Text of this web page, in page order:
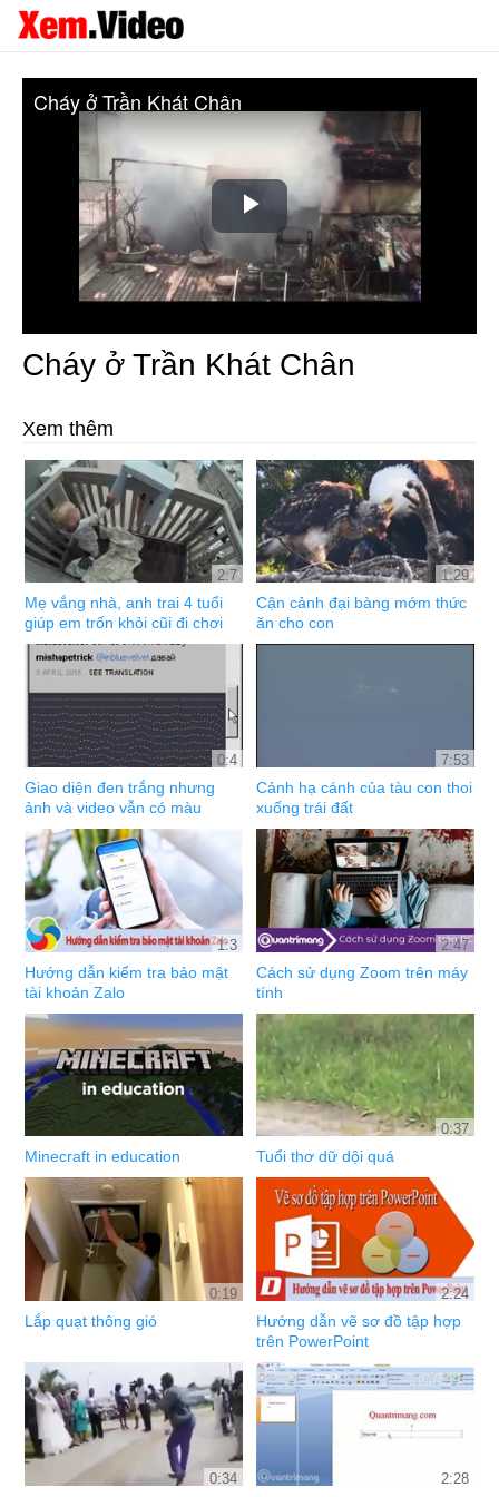
Play
Video
Cháy ở Trần Khát Chân
Cháy ở Trần Khát Chân
Xem thêm
2:7
Mẹ vắng nhà, anh trai 4 tuổi
giúp em trốn khỏi cũi đi chơi
1:29
Cận cảnh đại bàng mớm thức
ăn cho con
0:4
Giao diện đen trắng nhưng
ảnh và video vẫn có màu
7:53
Cảnh hạ cánh của tàu con thoi
xuống trái đất
1:3
Hướng dẫn kiểm tra bảo mật
tài khoản Zalo
2:47
Cách sử dụng Zoom trên máy
tính
Minecraft in education
0:37
Tuổi thơ dữ dội quá
0:19
Lắp quạt thông gió
2:24
Hướng dẫn vẽ sơ đồ tập hợp
trên PowerPoint
0:34 2:28